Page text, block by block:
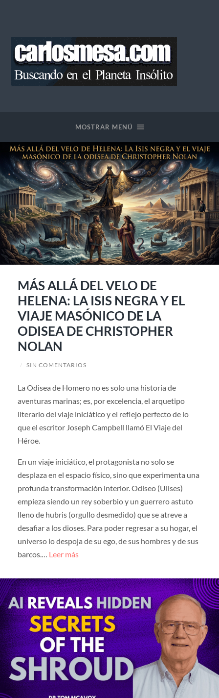
MOSTRAR MENÚ
MÁS ALLÁ DEL VELO DE
HELENA: LA ISIS NEGRA Y EL
VIAJE MASÓNICO DE LA
ODISEA DE CHRISTOPHER
NOLAN
/ SIN COMENTARIOS
La Odisea de Homero no es solo una historia de
aventuras marinas; es, por excelencia, el arquetipo
literario del viaje iniciático y el reflejo perfecto de lo
que el escritor Joseph Campbell llamó El Viaje del
Héroe.
En un viaje iniciático, el protagonista no solo se
desplaza en el espacio físico, sino que experimenta una
profunda transformación interior. Odiseo (Ulises)
empieza siendo un rey soberbio y un guerrero astuto
lleno de hubris (orgullo desmedido) que se atreve a
desafiar a los dioses. Para poder regresar a su hogar, el
universo lo despoja de su ego, de sus hombres y de sus
barcos.… Leer más